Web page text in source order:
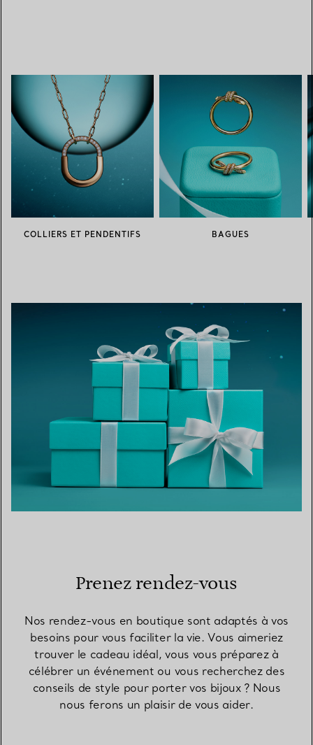
COLLIERS ET PENDENTIFS BAGUES
Prenez rendez-vous
Nos rendez-vous en boutique sont adaptés à vos
besoins pour vous faciliter la vie. Vous aimeriez
trouver le cadeau idéal, vous vous préparez à
célébrer un événement ou vous recherchez des
conseils de style pour porter vos bijoux ? Nous
nous ferons un plaisir de vous aider.